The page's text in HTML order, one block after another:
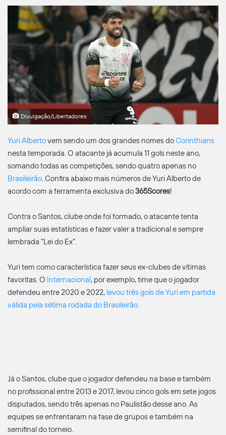
Divulgação/Libertadores
Yuri Albertovem sendo um dos grandes nomes doCorinthians
nesta temporada. O atacante já acumula 11 gols neste ano,
somando todas as competições, sendo quatro apenas no
Brasileirão. Confira abaixo mais números de Yuri Alberto de
acordo com a ferramenta exclusiva do365Scores!
Contra o Santos, clube onde foi formado, o atacante tenta
ampliar suas estatísticas e fazer valer a tradicional e sempre
lembrada “Lei do Ex”.
Yuri tem como característica fazer seus ex-clubes de vítimas
favoritas. O Internacional, por exemplo, time que o jogador
defendeu entre 2020 e 2022, levou três gols de Yuri em partida
válida pela sétima rodada do Brasileirão.
Já o Santos, clube que o jogador defendeu na base e também
no profissional entre 2013 e 2017, levou cinco gols em sete jogos
disputados, sendo três apenas no Paulistão desse ano. As
equipes se enfrentaram na fase de grupos e também na
semifinal do torneio.